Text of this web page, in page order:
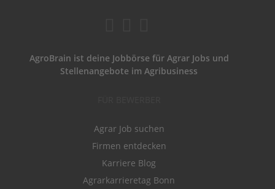
AgroBrain ist deine Jobbörse für Agrar Jobs und
Stellenangebote im Agribusiness
Agrar Job suchen
Firmen entdecken
Karriere Blog
Agrarkarrieretag Bonn